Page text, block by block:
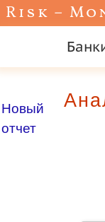
Risk –
Новый
отчет